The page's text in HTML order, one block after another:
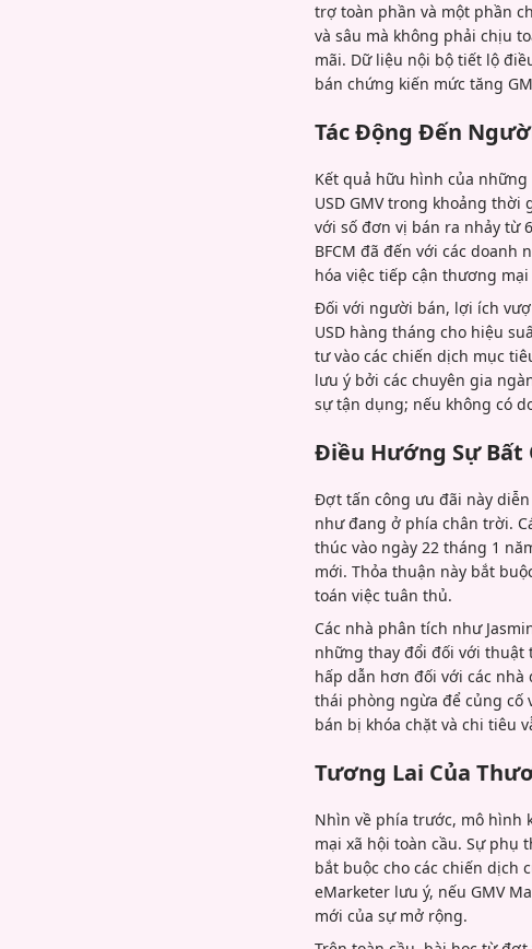
trợ toàn phần và một phần
và sâu mà không phải chịu
mãi. Dữ liệu nội bộ tiết lộ
bán chứng kiến mức tăng
Tác Động Đến
Kết quả hữu hình của
USD GMV trong khoảng
với số đơn vị bán ra nhảy từ
BFCM đã đến với các doanh
hóa việc tiếp cận thương
Đối với người bán, lợi ích
USD hàng tháng cho hiệu
tư vào các chiến dịch mục
lưu ý bởi các chuyên gia
sự tận dụng; nếu không có
Điều Hướng Sự Bất
Đợt tấn công ưu đãi này
như đang ở phía chân trời.
thúc vào ngày 22 tháng 1
mới. Thỏa thuận này bắt
toán việc tuân thủ.
Các nhà phân tích như
những thay đổi đối với thuật
hấp dẫn hơn đối với các
thái phòng ngừa để củng cố
bán bị khóa chặt và chi tiêu
Tương Lai Của
Nhìn về phía trước, mô hình
mại xã hội toàn cầu. Sự phụ
bắt buộc cho các chiến dịch
eMarketer lưu ý, nếu GMV
mới của sự mở rộng.